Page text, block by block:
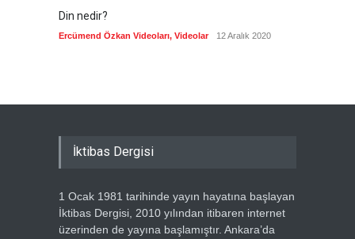
Din nedir?
Ercümend Özkan Videoları, Videolar 12 Aralık 2020
İktibas Dergisi
1 Ocak 1981 tarihinde yayın hayatına başlayan
İktibas Dergisi, 2010 yılından itibaren internet
üzerinden de yayına başlamıştır. Ankara’da